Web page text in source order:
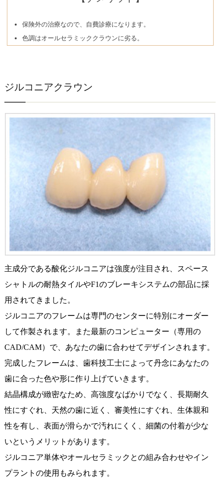
保険外の治療なので、自費診療になります。
色調はオールセラミッククラウンに劣る。
ジルコニアクラウン
主成分である酸化ジルコニアは強度が注目され、スペース
シャトルの耐熱タイルやF1のブレーキシステムの部品に採
用されてきました。
ジルコニアのフレームは専門のセンターに特別にオーダー
して作製されます。また最新のコンピューター（専用の
CAD/CAM）で、あなたの歯に合わせてデザインされます。
完成したフレームは、歯科技工士によって丹念にあなたの
歯に合った色や形に作り上げていきます。
結晶構成が緻密なため、高強度なばかりでなく、長期耐久
性にすぐれ、天然の歯に近く、審美性にすぐれ、生体親和
性を有し、表面が滑らかで汚れにくく、細菌の付着が少な
いというメリットがあります。
ジルコニア単体やオールセラミックとの組み合わせやイン
プラントの使用もみられます。